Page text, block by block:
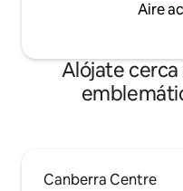
Aire
Alójate cerca
Canberra Centre